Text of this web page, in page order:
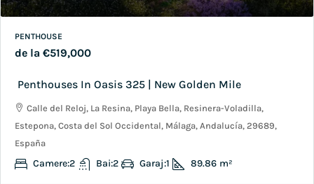
PENTHOUSE
de la €519,000
Penthouses In Oasis 325 | New Golden Mile
Calle del Reloj, La Resina, Playa Bella, Resinera-Voladilla,
Estepona, Costa del Sol Occidental, Málaga, Andalucía, 29689,
España
Camere:2 Bai:2 Garaj:1 89.86 m²